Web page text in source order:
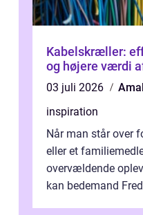
Kabelskræller:
og højere værdi
03 juli 2026
inspiration
Når man står over
eller et
overvældende
kan bedemand